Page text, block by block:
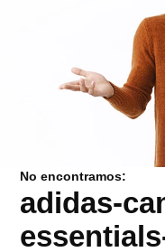
No encontramos:
adidas-